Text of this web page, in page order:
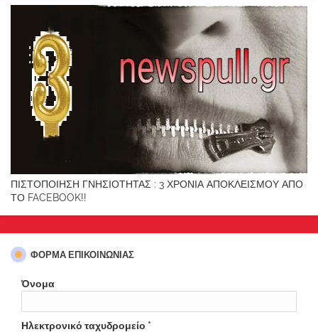
ΠΙΣΤΟΠΟΙΗΣΗ ΓΝΗΣΙΟΤΗΤΑΣ : 3 ΧΡΟΝΙΑ ΑΠΟΚΛΕΙΣΜΟΥ ΑΠΟ
ΤΟ FACEBOOK!!
ΦΌΡΜΑ ΕΠΙΚΟΙΝΩΝΊΑΣ
Όνομα
Ηλεκτρονικό ταχυδρομείο *